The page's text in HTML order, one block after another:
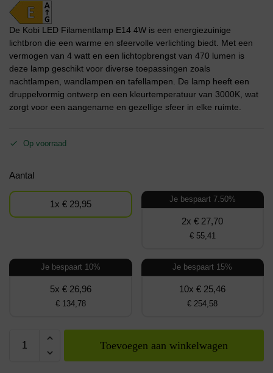
De Kobi LED Filamentlamp E14 4W is een energiezuinige
lichtbron die een warme en sfeervolle verlichting biedt. Met een
vermogen van 4 watt en een lichtopbrengst van 470 lumen is
deze lamp geschikt voor diverse toepassingen zoals
nachtlampen, wandlampen en tafellampen. De lamp heeft een
druppelvormig ontwerp en een kleurtemperatuur van 3000K, wat
zorgt voor een aangename en gezellige sfeer in elke ruimte.
Op voorraad
Aantal
1x € 29,95 Je bespaart 7.50%
2x € 27,70
€ 55,41
Je bespaart 10%
5x € 26,96
€ 134,78
Je bespaart 15%
10x € 25,46
€ 254,58
Toevoegen aan winkelwagen